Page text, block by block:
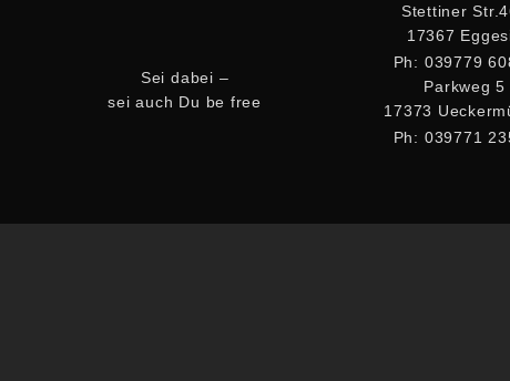
Sei dabei –
sei auch Du be free
Stettiner
17367
Ph: 039779
Parkweg 5
17373
Ph: 039771